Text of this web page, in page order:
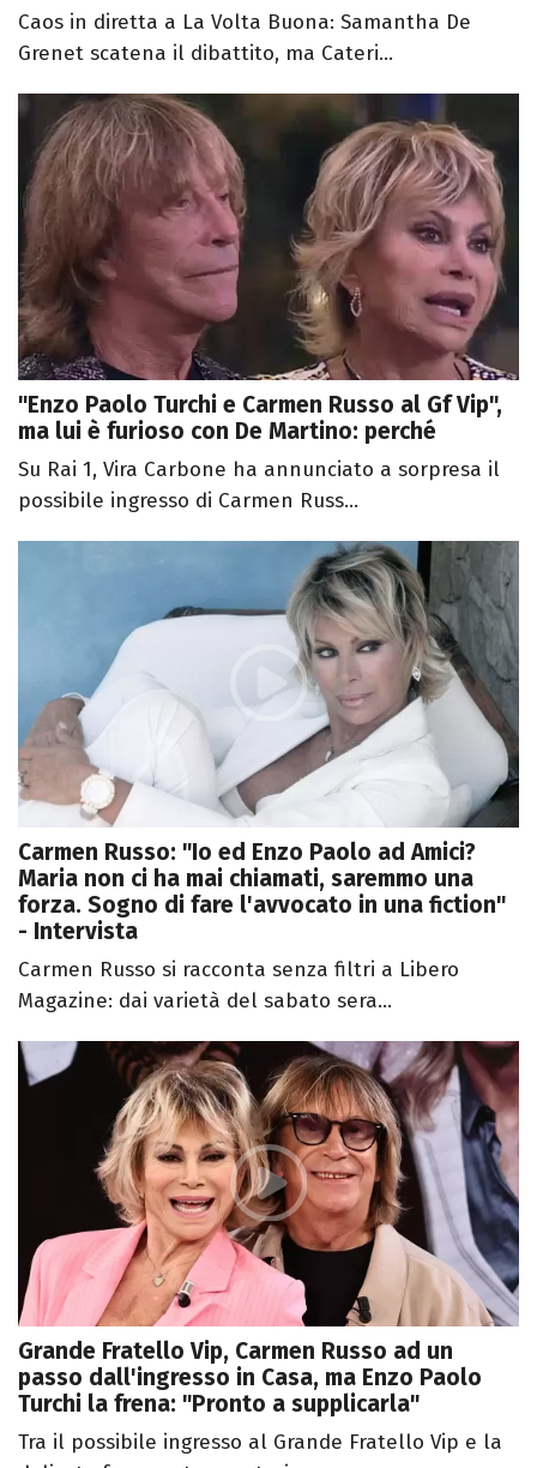
Caos in diretta a La Volta Buona: Samantha De
Grenet scatena il dibattito, ma Cateri...
"Enzo Paolo Turchi e Carmen Russo al Gf Vip",
ma lui è furioso con De Martino: perché
Su Rai 1, Vira Carbone ha annunciato a sorpresa il
possibile ingresso di Carmen Russ...
Carmen Russo: "Io ed Enzo Paolo ad Amici?
Maria non ci ha mai chiamati, saremmo una
forza. Sogno di fare l'avvocato in una fiction"
- Intervista
Carmen Russo si racconta senza filtri a Libero
Magazine: dai varietà del sabato sera...
Grande Fratello Vip, Carmen Russo ad un
passo dall'ingresso in Casa, ma Enzo Paolo
Turchi la frena: "Pronto a supplicarla"
Tra il possibile ingresso al Grande Fratello Vip e la